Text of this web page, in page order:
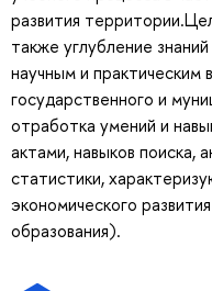
развития
также углубление
научным и практическим
государственного и
отработка умений и
актами, навыков поиска,
статистики,
экономического
образования).